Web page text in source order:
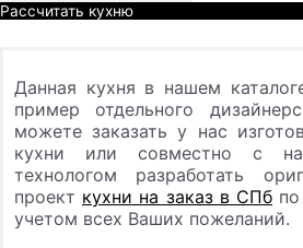
Рассчитать кухню
Данная кухня в нашем
пример отдельного
можете заказать у нас
кухни или совместно с
технологом разработать
проект кухни на заказ в СПб
учетом всех Ваших пожеланий.